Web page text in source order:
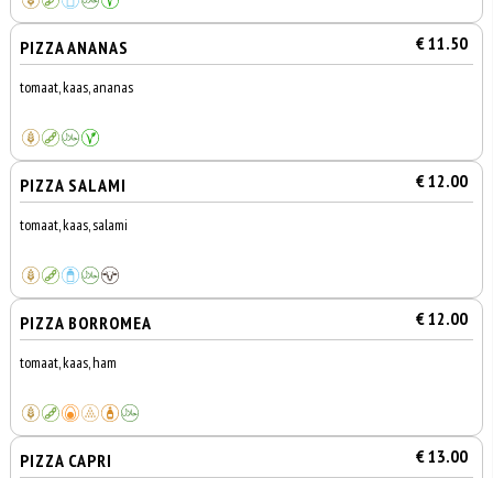
PIZZA ANANAS € 11.50
tomaat, kaas, ananas
PIZZA SALAMI € 12.00
tomaat, kaas, salami
PIZZA BORROMEA € 12.00
tomaat, kaas, ham
PIZZA CAPRI € 13.00